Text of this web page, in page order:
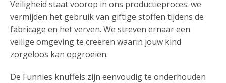
Veiligheid staat voorop in ons productieproces: we
vermijden het gebruik van giftige stoffen tijdens de
fabricage en het verven. We streven ernaar een
veilige omgeving te creëren waarin jouw kind
zorgeloos kan opgroeien.
De Funnies knuffels zijn eenvoudig te onderhouden